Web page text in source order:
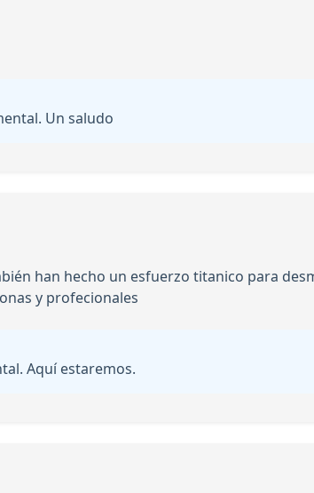
Un saludo
han hecho un esfuerzo titanico para
y profecionales
Aquí estaremos.